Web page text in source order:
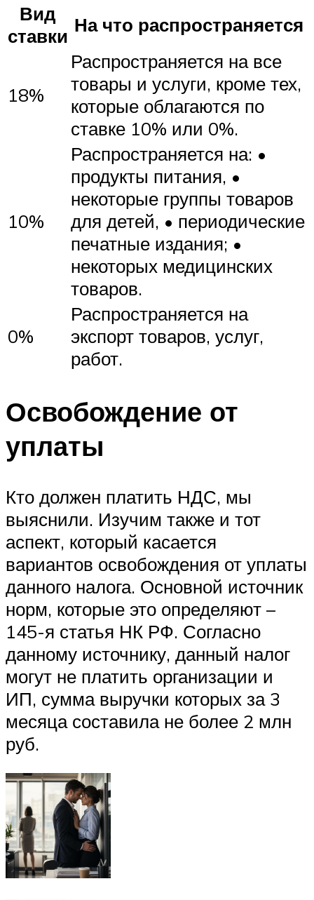
Вид
ставки На что распространяется
18%
Распространяется на все
товары и услуги, кроме тех,
которые облагаются по
ставке 10% или 0%.
10%
Распространяется на: •
продукты питания, •
некоторые группы товаров
для детей, • периодические
печатные издания; •
некоторых медицинских
товаров.
0%
Распространяется на
экспорт товаров, услуг,
работ.
Освобождение от
уплаты
Кто должен платить НДС, мы
выяснили. Изучим также и тот
аспект, который касается
вариантов освобождения от уплаты
данного налога. Основной источник
норм, которые это определяют –
145-я статья НК РФ. Согласно
данному источнику, данный налог
могут не платить организации и
ИП, сумма выручки которых за 3
месяца составила не более 2 млн
руб.